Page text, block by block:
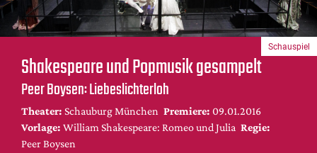
Bühnenwelt
Festivals & Veranstaltungen
Menschen & Theater
Themen
Internationales
Nachrufe
Medientipps
Shakespeare und Popmusik gesampelt
Peer Boysen: Liebeslichterloh
Theater: Schauburg München Premiere: 09.01.2016
Vorlage: William Shakespeare: Romeo und Julia Regie:
Peer Boysen
Schauspiel